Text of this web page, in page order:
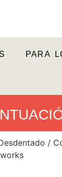
PARA
/